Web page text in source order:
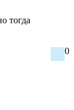
тогда
0